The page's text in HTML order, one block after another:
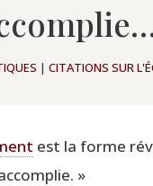
| CITATIONS SUR
est la forme
»